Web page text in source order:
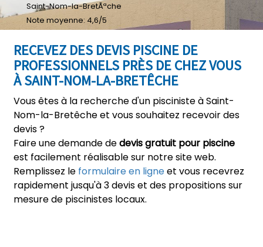
RECEVEZ DES DEVIS PISCINE DE
PROFESSIONNELS PRÈS DE CHEZ VOUS
À SAINT-NOM-LA-BRETÊCHE
Vous êtes à la recherche d'un pisciniste à Saint-
Nom-la-Bretêche et vous souhaitez recevoir des
devis ?
Faire une demande dedevis gratuit pour piscine
est facilement réalisable sur notre site web.
Remplissez le formulaire en ligneet vous recevrez
rapidement jusqu'à 3 devis et des propositions sur
mesure de piscinistes locaux.
Saint-Nom-la-BretÃªche
Note moyenne: 4,6/5